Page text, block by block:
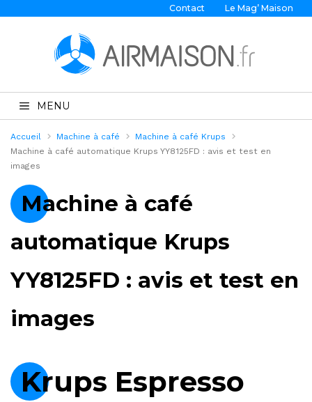
Contact Le Mag’ Maison
MENU
Accueil Machine à café
Machine à café Krups
Machine à café automatique Krups YY8125FD : avis et test en
images
Machine à café
automatique Krups
YY8125FD : avis et test en
images
Krups Espresso